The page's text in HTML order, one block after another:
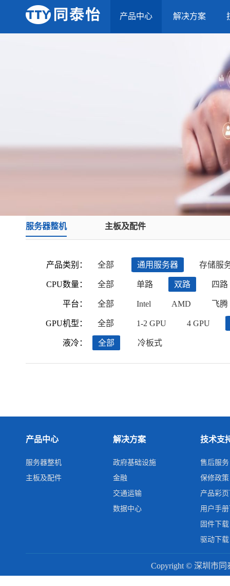
产品中心 解决方案
服务器整机 主板及配件
产品类别：
CPU数量：
平台：
GPU机型：
液冷：
全部 通用服务器 存储服
全部 单路 双路 四路
全部 Intel AMD 飞腾
全部 1-2 GPU 4 GPU
全部 冷板式
产品中心
服务器整机
主板及配件
解决方案
政府基础设施
金融
交通运输
数据中心
技术支
售后服务
保修政策
产品彩
用户手
固件下载
驱动下载
Copyright © 深圳市同